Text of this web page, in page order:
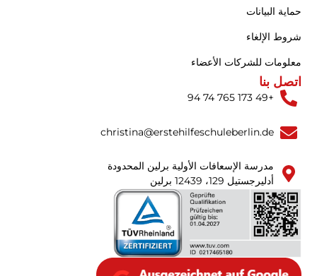
اتصل بنا
+49 173 765 74 94
christina@erstehilfeschuleberlin.de
مدرسة الإسعافات الأولية برلين المحدودة
أدليرجستيل 129، 12439 برلين
حماية البيانات
شروط الإلغاء
معلومات للشركات الأعضاء